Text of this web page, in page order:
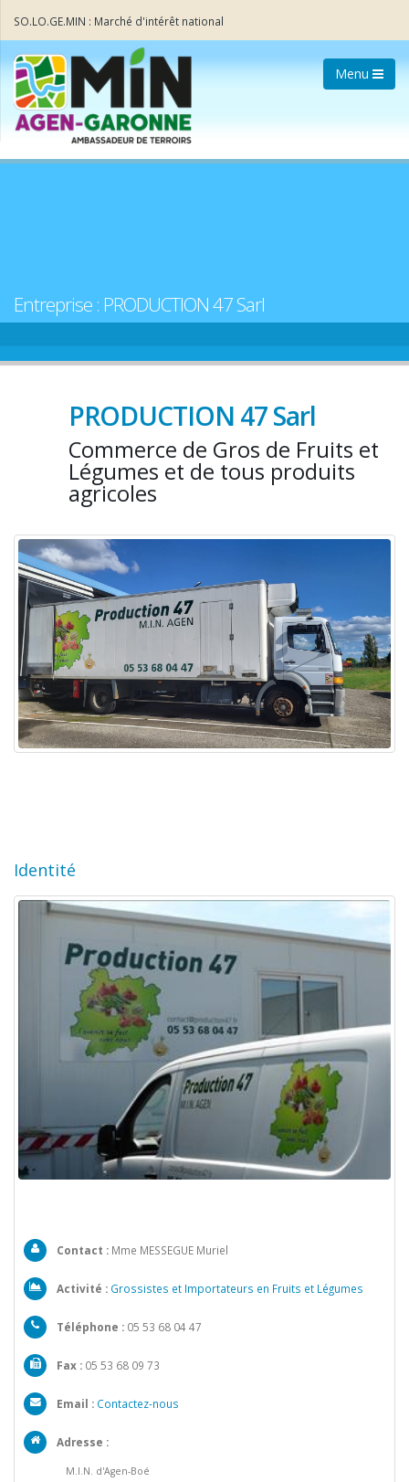
SO.LO.GE.MIN : Marché d'intérêt national
Menu
Entreprise : PRODUCTION 47 Sarl
PRODUCTION 47 Sarl
Commerce de Gros de Fruits et
Légumes et de tous produits
agricoles
Identité
Contact : Mme MESSEGUE Muriel
Activité : Grossistes et Importateurs en Fruits et Légumes
Téléphone : 05 53 68 04 47
Fax : 05 53 68 09 73
Email : Contactez-nous
Adresse :
M.I.N. d'Agen-Boé